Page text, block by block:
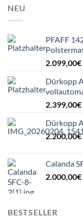
NEU
PFAFF
2.099,00€
Dürkopp
2.399,00€
Dürkopp
2.200,00€
Calanda
2.000,00€
BESTSELLER